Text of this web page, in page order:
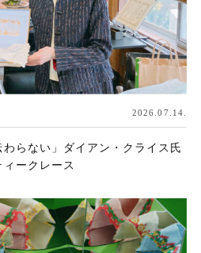
2026.07.14.
わらない」ダイアン・クライス氏
ークレース